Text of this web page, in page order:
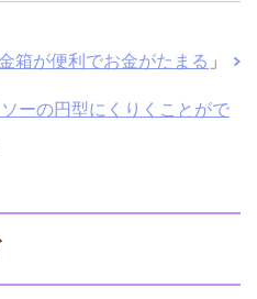
箱が便利でお金がたまる 」
ーの円型にくりくことがで